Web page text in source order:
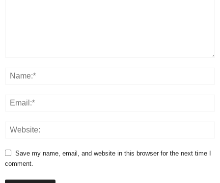
Save my name, email, and website in this browser for the next time I
comment.